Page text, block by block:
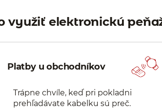
využiť elektronickú
Platby u obchodníkov
Trápne chvíle, keď pri pokladni
prehľadávate kabelku sú preč.